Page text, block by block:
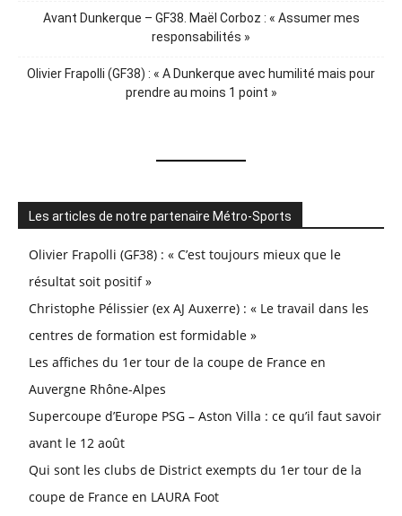
Avant Dunkerque – GF38. Maël Corboz : « Assumer mes
responsabilités »
Olivier Frapolli (GF38) : « A Dunkerque avec humilité mais pour
prendre au moins 1 point »
Les articles de notre partenaire Métro-Sports
Olivier Frapolli (GF38) : « C’est toujours mieux que le
résultat soit positif »
Christophe Pélissier (ex AJ Auxerre) : « Le travail dans les
centres de formation est formidable »
Les affiches du 1er tour de la coupe de France en
Auvergne Rhône-Alpes
Supercoupe d’Europe PSG – Aston Villa : ce qu’il faut savoir
avant le 12 août
Qui sont les clubs de District exempts du 1er tour de la
coupe de France en LAURA Foot